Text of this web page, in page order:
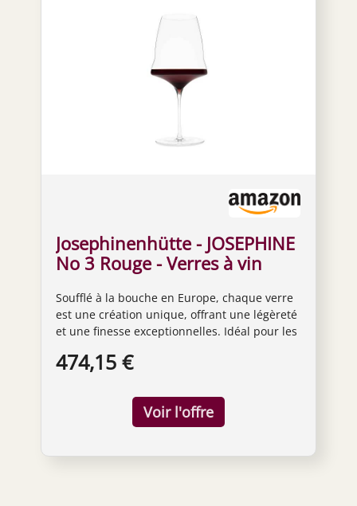
Josephinenhütte - JOSEPHINE
No 3 Rouge - Verres à vin
Coffret de 6 verres
Soufflé à la bouche en Europe, chaque verre
est une création unique, offrant une légèreté
et une finesse exceptionnelles. Idéal pour les
blancs de Bourgogne ou de Bordeaux. Verre à
Diamètre 11 cm Peut être lavé en machine,
mais un lavage à la main est conseillé.
Utilisez idéalement un chiffon 100 % lin pour
474,15 €